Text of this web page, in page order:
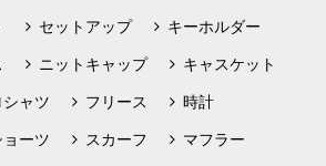
セットアップ キーホルダー
ニットキャップ キャスケット
シャツ フリース 時計
ョーツ スカーフ マフラー